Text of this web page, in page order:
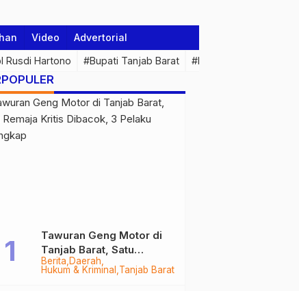
Video Advertorial
Rusdi Hartono #Bupati Tanjab Barat #Pemprov Jambi
Berita Daerah
Hukum & Kriminal Tanjab Barat
Tawuran Geng Motor di
Tanjab Barat, Satu
Remaja Kritis Dibacok, 3
Pelaku Ditangkap